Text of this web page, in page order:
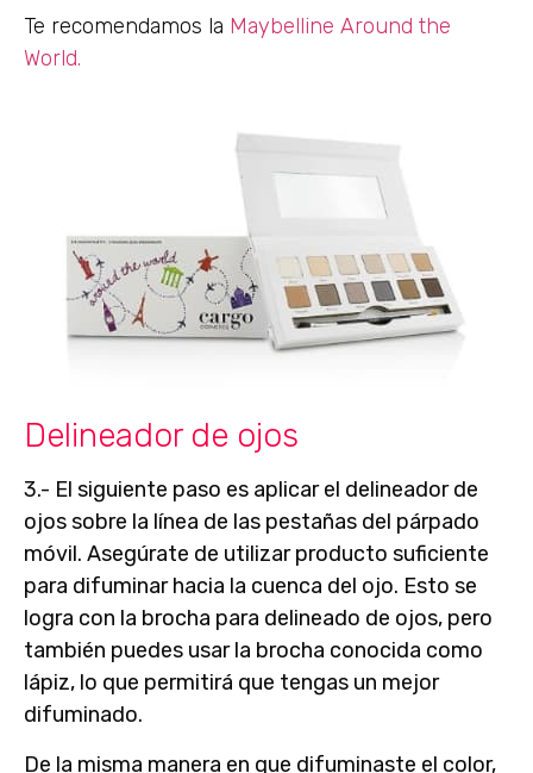
Te recomendamos la Maybelline Around the
World.
Delineador de ojos
3.- El siguiente paso es aplicar el delineador de
ojossobre la línea de las pestañas del párpado
móvil. Asegúrate de utilizar producto suficiente
para difuminar hacia la cuenca del ojo. Esto se
logra con la brocha para delineado de ojos, pero
también puedes usar la brocha conocida como
lápiz, lo que permitirá que tengas un mejor
difuminado.
De la misma manera en que difuminaste el color,